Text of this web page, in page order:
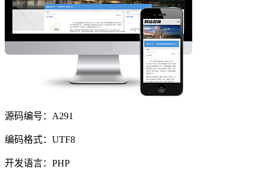
源码编号：A291
编码格式：UTF8
开发语言：PHP